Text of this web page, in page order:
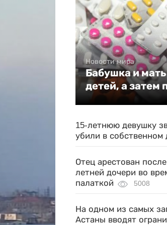
Новости мира
Бабушка и
детей, а затем
15-летнюю девушку
убили в собственном
Отец арестован
летней дочери во
палаткой
5008
На одном из самых
Астаны вводят